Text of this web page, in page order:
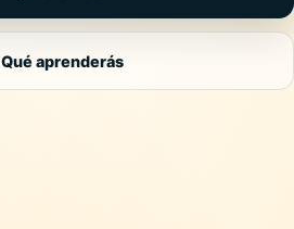
Qué aprenderás